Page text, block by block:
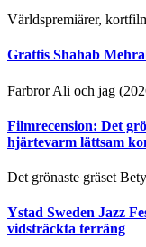
Världspremiärer,
Grattis Shahab
Farbror Ali och jag
Filmrecension: Det
hjärtevarm lättsam
Det grönaste gräset
Ystad Sweden Jazz
vidsträckta terräng